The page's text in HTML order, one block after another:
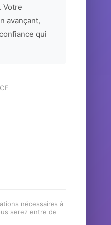
Votre
avançant,
qui
nécessaires à
serez entre de